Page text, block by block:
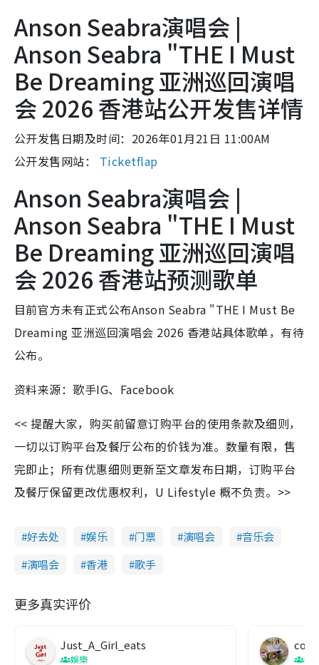
Anson Seabra演唱会 |
Anson Seabra "THE I Must
Be Dreaming 亚洲巡回演唱
会 2026 香港站公开发售详情
公开发售日期及时间：2026年01月21日 11:00AM
公开发售网站： Ticketflap
Anson Seabra演唱会 |
Anson Seabra "THE I Must
Be Dreaming 亚洲巡回演唱
会 2026 香港站预测歌单
目前官方未有正式公布Anson Seabra "THE I Must Be
Dreaming 亚洲巡回演唱会 2026 香港站具体歌单，有待
公布。
资料来源：歌手IG、Facebook
<< 提醒大家，购买前留意订购平台的使用条款及细则，
一切以订购平台及餐厅公布的价钱为准。数量有限，售
完即止；所有优惠细则更新至文章发布日期，订购平台
及餐厅保留更改优惠权利，U Lifestyle 概不负责。>>
好去处 娱乐 门票 演唱会
音乐会
演唱会
香港 歌手
更多真实评价
Just_A_Girl_eats
娛樂
co
吹